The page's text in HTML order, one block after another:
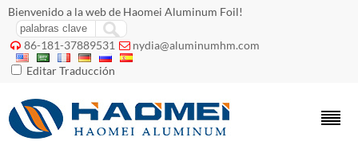
Bienvenido a la web de Haomei Aluminum Foil!
 86-181-37889531  nydia@aluminumhm.com
Editar Traducción